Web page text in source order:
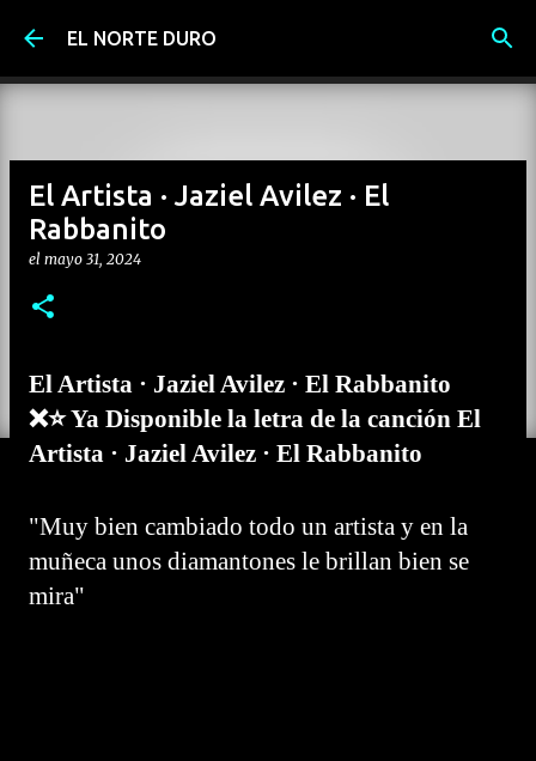
Ir al contenido principal
EL NORTE DURO
El Artista · Jaziel Avilez · El
Rabbanito
el mayo 31, 2024
El Artista · Jaziel Avilez · El Rabbanito
❌⭐ Ya Disponible la letra de la canción El
Artista · Jaziel Avilez · El Rabbanito
"Muy bien cambiado todo un artista y en la
muñeca unos diamantones le brillan bien se
mira"